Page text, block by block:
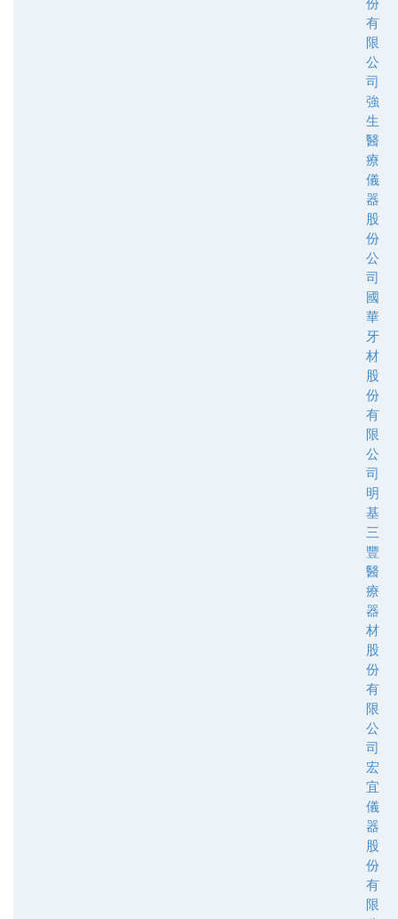
有
限
公
司
強
生
醫
療
儀
器
股
份
公
司
國
華
牙
材
股
份
有
限
公
司
明
基
三
豐
醫
療
器
材
股
份
有
限
公
司
宏
宜
儀
器
股
份
有
限